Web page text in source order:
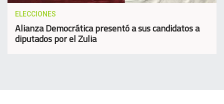
ELECCIONES
Alianza Democrática presentó a sus candidatos a
diputados por el Zulia